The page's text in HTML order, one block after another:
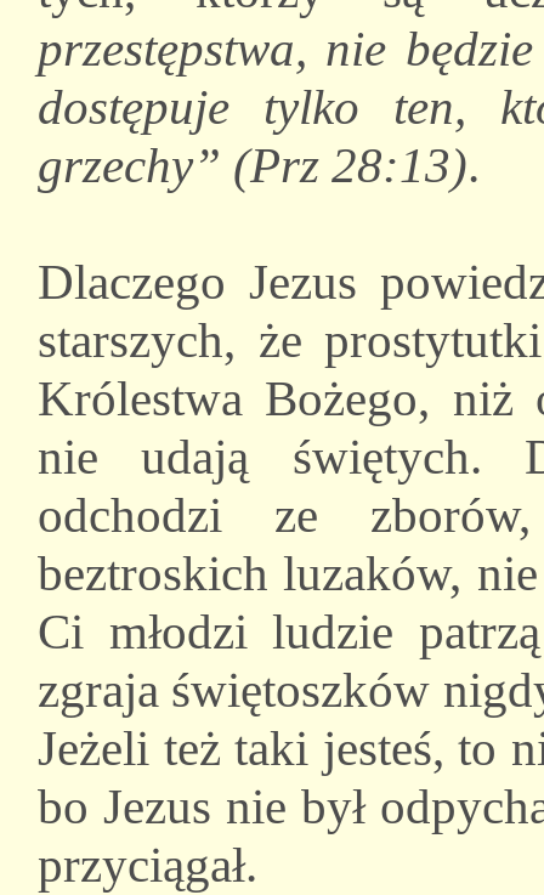
przestępstwa, nie
dostępuje tylko ten,
grzechy” (Prz 28:13).
Dlaczego Jezus
starszych, że
Królestwa Bożego, niż
nie udają świętych.
odchodzi ze
beztroskich luzaków,
Ci młodzi ludzie
zgraja świętoszków
Jeżeli też taki jesteś, to
bo Jezus nie był
przyciągał.